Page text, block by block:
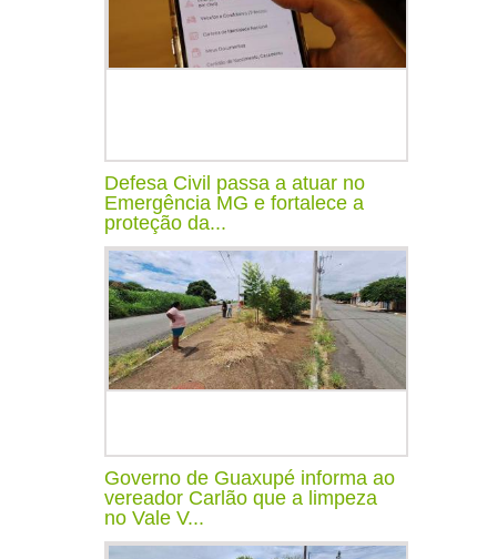
Defesa Civil passa a atuar no
Emergência MG e fortalece a
proteção da...
Governo de Guaxupé informa ao
vereador Carlão que a limpeza
no Vale V...